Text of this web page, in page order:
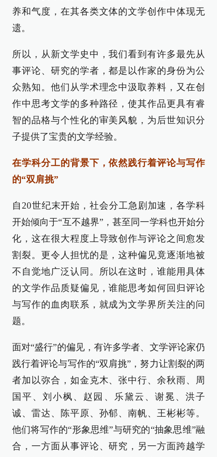
养和气度，在其各类文体的文学创作中体现无
遗。
所以，从新文学史中，我们看到有许多最先从
事评论、研究的学者，都是以作家的身份为公
众熟知。他们从学术理念中汲取养料，又在创
作中思考文学的多种路径，使其作品更具有睿
智的品格与个性化的审美风貌，为后世知识分
子提供了宝贵的文学经验。
在学科分工的背景下，依然践行着评论与写作
的“双肩挑”
自20世纪末开始，社会分工急剧加速，各学科
开始倾向于“互不越界”，甚至同一学科也开始分
化，这在很大程度上导致创作与评论之间愈发
割裂。更令人担忧的是，这种偏见竟逐渐地被
不自觉地广泛认同。所以在这时，谁能用具体
的文学作品质疑偏见，谁能思考如何回归评论
与写作的血肉联系，就成为文学界所关注的问
题。
面对“盛行”的偏见，有许多学者、文学评论家仍
践行着评论与写作的“双肩挑”，努力让割裂的两
者加以弥合，如金克木、张中行、余秋雨、周
国平、刘小枫、赵园、乐黛云、谢冕、洪子
诚、雷达、陈平原、孙郁、南帆、王彬彬等。
他们将写作的“形象思维”与研究的“抽象思维”融
合，一方面从事评论、研究，另一方面跨越学